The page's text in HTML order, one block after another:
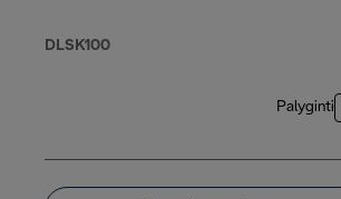
DLSK100
Palyginti